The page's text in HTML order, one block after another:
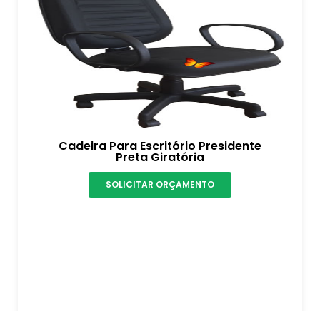
Cadeira Para Escritório Presidente
Preta Giratória
SOLICITAR ORÇAMENTO